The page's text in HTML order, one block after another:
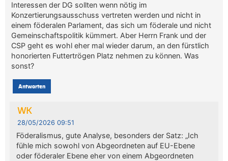
Interessen der DG sollten wenn nötig im
Konzertierungsausschuss vertreten werden und nicht in
einem föderalen Parlament, das sich um föderale und nicht
Gemeinschaftspolitik kümmert. Aber Herrn Frank und der
CSP geht es wohl eher mal wieder darum, an den fürstlich
honorierten Futtertrögen Platz nehmen zu können. Was
sonst?
Antworten
WK
28/05/2026 09:51
Föderalismus, gute Analyse, besonders der Satz: „Ich
fühle mich sowohl von Abgeordneten auf EU-Ebene
oder föderaler Ebene eher von einem Abgeordneten